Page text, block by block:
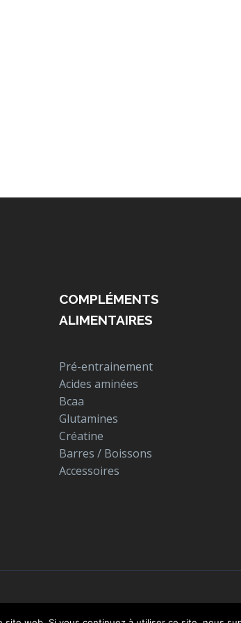
COMPLÉMENTS
ALIMENTAIRES
Pré-entrainement
Acides aminées
Bcaa
Glutamines
Créatine
Barres / Boissons
Accessoires